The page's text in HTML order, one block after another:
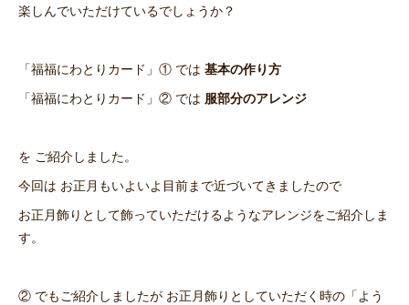
楽しんでいただけているでしょうか？
「福福にわとりカード」① では 基本の作り方
「福福にわとりカード」② では 服部分のアレンジ
を ご紹介しました。
今回は お正月もいよいよ目前まで近づいてきましたので
お正月飾りとして飾っていただけるようなアレンジをご紹介しま
す。
② でもご紹介しましたが お正月飾りとしていただく時の「よう